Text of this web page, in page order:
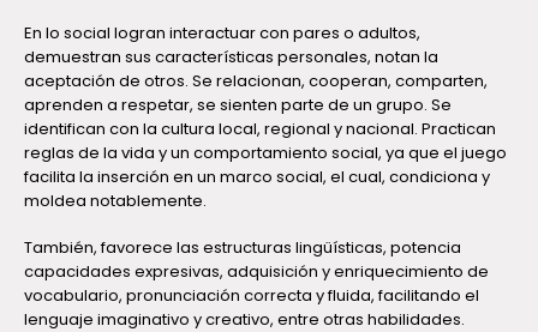
En lo social logran interactuar con pares o adultos,
demuestran sus características personales, notan la
aceptación de otros. Se relacionan, cooperan, comparten,
aprenden a respetar, se sienten parte de un grupo. Se
identifican con la cultura local, regional y nacional. Practican
reglas de la vida y un comportamiento social, ya que el juego
facilita la inserción en un marco social, el cual, condiciona y
moldea notablemente.
También, favorece las estructuras lingüísticas, potencia
capacidades expresivas, adquisición y enriquecimiento de
vocabulario, pronunciación correcta y fluida, facilitando el
lenguaje imaginativo y creativo, entre otras habilidades.